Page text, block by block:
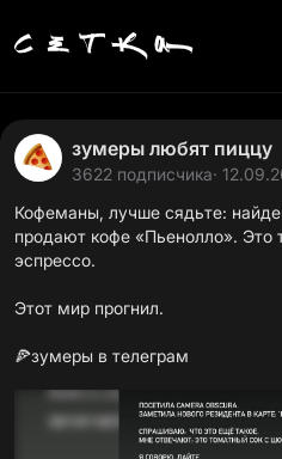
зумеры любят пиццу
3622 подписчика·
Кофеманы, лучше сядьте:
продают кофе «Пьенолло». Это
эспрессо.
Этот мир прогнил.
🍕зумеры в телеграм